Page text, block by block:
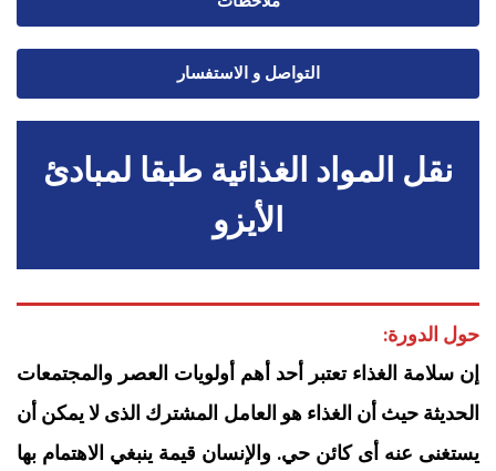
التواصل و الاستفسار
نقل المواد الغذائية طبقا لمبادئ
الأيزو
حول الدورة:
إن سلامة الغذاء تعتبر أحد أهم أولويات العصر والمجتمعات
الحديثة حيث أن الغذاء هو العامل المشترك الذى لا يمكن أن
يستغنى عنه أى كائن حي. والإنسان قيمة ينبغي الاهتمام بها